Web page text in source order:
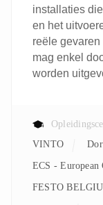
installaties
en het
reële
mag enkel
worden
VINTO
ECS -
FESTO